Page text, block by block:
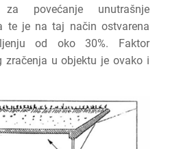
povećanje unutrašnje
te je na taj način ostvarena
od oko 30%. Faktor
zračenja u objektu je ovako i